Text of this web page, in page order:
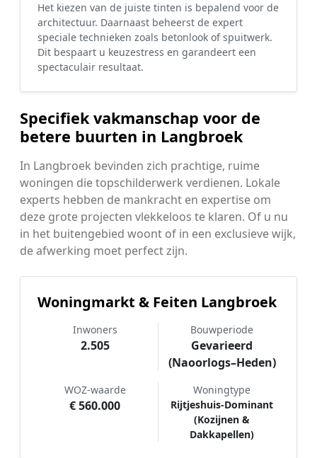
Het kiezen van de juiste tinten is bepalend voor de
architectuur. Daarnaast beheerst de expert
speciale technieken zoals betonlook of spuitwerk.
Dit bespaart u keuzestress en garandeert een
spectaculair resultaat.
Specifiek vakmanschap voor de
betere buurten in Langbroek
In Langbroek bevinden zich prachtige, ruime
woningen die topschilderwerk verdienen. Lokale
experts hebben de mankracht en expertise om
deze grote projecten vlekkeloos te klaren. Of u nu
in het buitengebied woont of in een exclusieve wijk,
de afwerking moet perfect zijn.
Woningmarkt & Feiten Langbroek
Inwoners
2.505
Bouwperiode
Gevarieerd
(Naoorlogs–Heden)
WOZ-waarde
€ 560.000
Woningtype
Rijtjeshuis-Dominant
(Kozijnen &
Dakkapellen)